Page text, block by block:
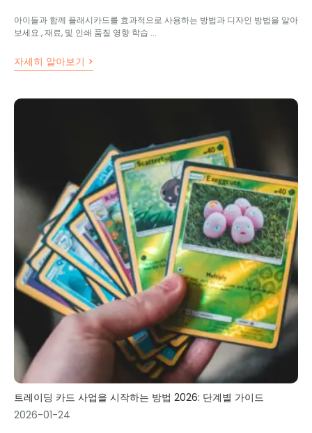
아이들과 함께 플래시카드를 효과적으로 사용하는 방법과 디자인 방법을 알아
보세요., 재료, 및 인쇄 품질 영향 학습 ...
자세히 알아보기 >
트레이딩 카드 사업을 시작하는 방법 2026: 단계별 가이드
2026-01-24